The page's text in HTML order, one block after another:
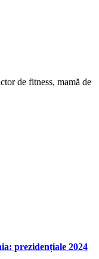
de fitness, mamă de
prezidențiale 2024